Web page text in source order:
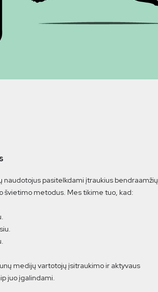
naudotojus pasitelkdami įtraukius bendraamžių
švietimo metodus. Mes tikime tuo, kad:
medijų vartotojų įsitraukimo ir aktyvaus
juo įgalindami.